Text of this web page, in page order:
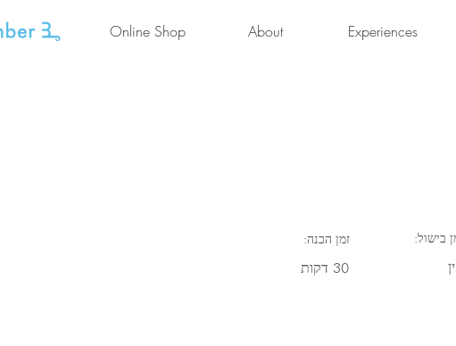
Online Shop About Experiences
זמן הכנה:
30 דקות
בישול: